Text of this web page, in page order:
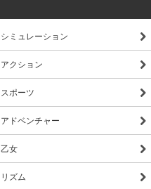
シミュレーション
アクション
スポーツ
アドベンチャー
乙女
リズム